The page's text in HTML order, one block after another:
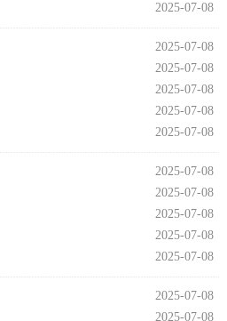
2025-07-08
2025-07-08
2025-07-08
2025-07-08
2025-07-08
2025-07-08
2025-07-08
2025-07-08
2025-07-08
2025-07-08
2025-07-08
2025-07-08
2025-07-08